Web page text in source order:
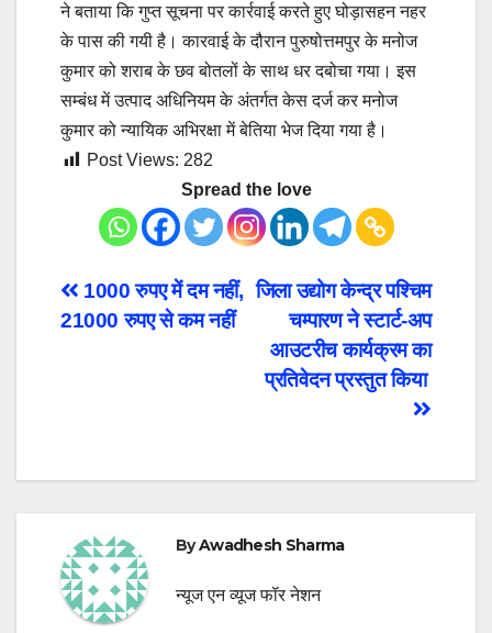
ने बताया कि गुप्त सूचना पर कार्रवाई करते हुए घोड़ासहन नहर
के पास की गयी है। कारवाई के दौरान पुरुषोत्तमपुर के मनोज
कुमार को शराब के छव बोतलों के साथ धर दबोचा गया। इस
सम्बंध में उत्पाद अधिनियम के अंतर्गत केस दर्ज कर मनोज
कुमार को न्यायिक अभिरक्षा में बेतिया भेज दिया गया है।
Post Views: 282
Spread the love
Post
navigation
जिला उद्योग केन्द्र पश्चिम
चम्पारण ने स्टार्ट-अप
आउटरीच कार्यक्रम का
प्रतिवेदन प्रस्तुत किया
1000 रुपए में दम नहीं,
21000 रुपए से कम नहीं
ByAwadhesh Sharma
न्यूज एन व्यूज फॉर नेशन